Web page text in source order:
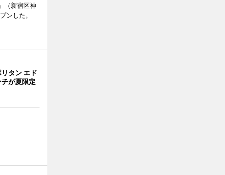
（新宿区神
ンした。
リタン エド
が夏限定